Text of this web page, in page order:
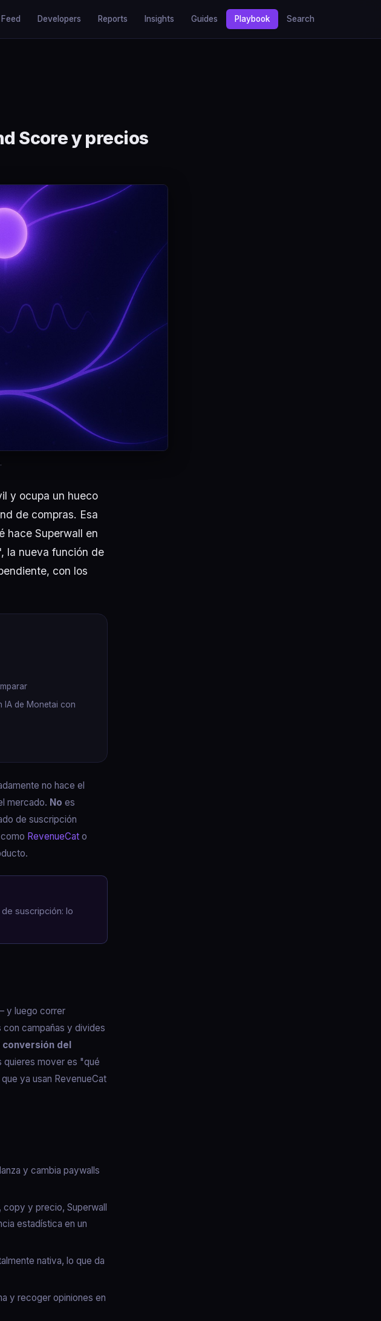
Developers Reports Insights Guides Playbook Search
Score y precios
y ocupa un hueco
de compras. Esa
hace Superwall en
la nueva función de
con los
IA de Monetai con
no hace el
mercado. No es
de suscripción
RevenueCat o
suscripción: lo
y luego correr
con campañas y divides
del
quieres mover es "qué
ya usan RevenueCat
y cambia paywalls
copy y precio, Superwall
estadística en un
nativa, lo que da
y recoger opiniones en